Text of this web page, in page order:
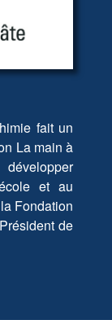
fait un
La main à
et au
Fondation
de